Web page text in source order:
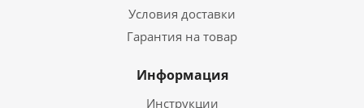
Условия доставки
Гарантия на товар
Информация
Инструкции